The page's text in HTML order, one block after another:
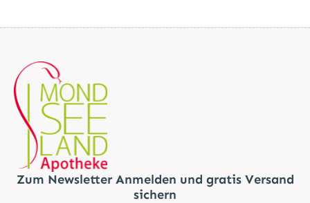
Zum Newsletter Anmelden und gratis Versand
sichern